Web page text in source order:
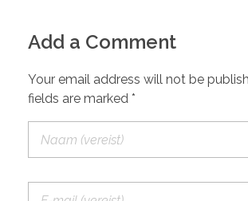
Add a Comment
Your email address will not be
fields are marked *